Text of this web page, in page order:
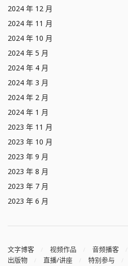
2024 年 12 月
2024 年 11 月
2024 年 10 月
2024 年 5 月
2024 年 4 月
2024 年 3 月
2024 年 2 月
2024 年 1 月
2023 年 11 月
2023 年 10 月
2023 年 9 月
2023 年 8 月
2023 年 7 月
2023 年 6 月
文字博客 视频作品 音频播客
出版物
直播/讲座 特别参与